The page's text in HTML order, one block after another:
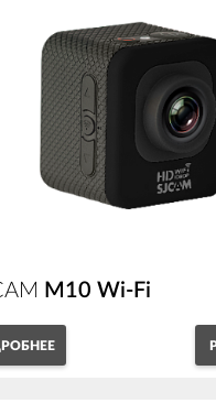
M10 Wi-Fi